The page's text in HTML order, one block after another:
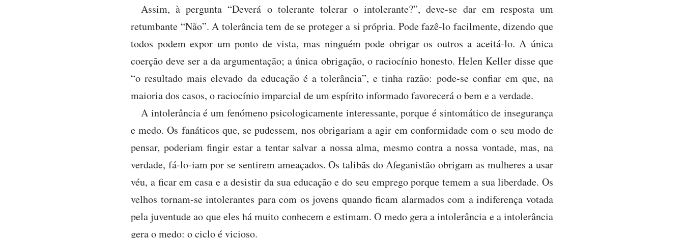
Assim, à pergunta “Deverá o tolerante tolerar o intolerante?”, deve-se dar em resposta um
retumbante “Não”. A tolerância tem de se proteger a si própria. Pode fazê-lo facilmente, dizendo que
todos podem expor um ponto de vista, mas ninguém pode obrigar os outros a aceitá-lo. A única
coerção deve ser a da argumentação; a única obrigação, o raciocínio honesto. Helen Keller disse que
“o resultado mais elevado da educação é a tolerância”, e tinha razão: pode-se confiar em que, na
maioria dos casos, o raciocínio imparcial de um espírito informado favorecerá o bem e a verdade.
A intolerância é um fenómeno psicologicamente interessante, porque é sintomático de insegurança
e medo. Os fanáticos que, se pudessem, nos obrigariam a agir em conformidade com o seu modo de
pensar, poderiam fingir estar a tentar salvar a nossa alma, mesmo contra a nossa vontade, mas, na
verdade, fá-lo-iam por se sentirem ameaçados. Os talibãs do Afeganistão obrigam as mulheres a usar
véu, a ficar em casa e a desistir da sua educação e do seu emprego porque temem a sua liberdade. Os
velhos tornam-se intolerantes para com os jovens quando ficam alarmados com a indiferença votada
pela juventude ao que eles há muito conhecem e estimam. O medo gera a intolerância e a intolerância
gera o medo: o ciclo é vicioso.